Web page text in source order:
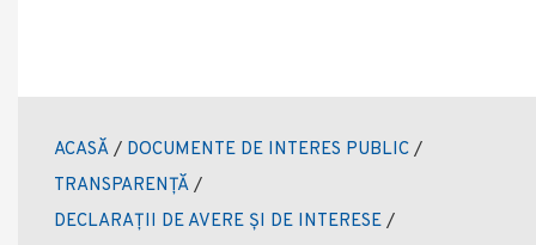
ACASĂ / DOCUMENTE DE INTERES PUBLIC /
TRANSPARENȚĂ /
DECLARAȚII DE AVERE ȘI DE INTERESE /